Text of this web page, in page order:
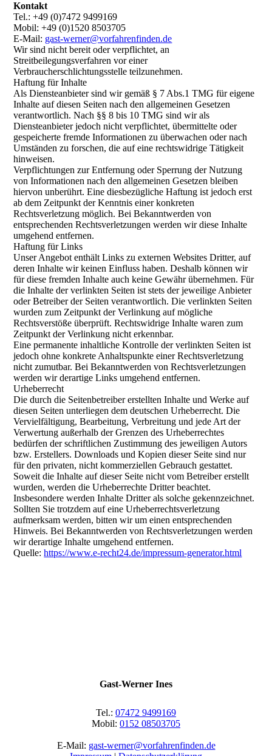
Kontakt
Tel.: +49 (0)7472 9499169
Mobil: +49 (0)1520 8503705
E-Mail: gast-werner@vorfahrenfinden.de
Wir sind nicht bereit oder verpflichtet, an
Streitbeilegungsverfahren vor einer
Verbraucherschlichtungsstelle teilzunehmen.
Haftung für Inhalte
Als Diensteanbieter sind wir gemäß § 7 Abs.1 TMG für eigene
Inhalte auf diesen Seiten nach den allgemeinen Gesetzen
verantwortlich. Nach §§ 8 bis 10 TMG sind wir als
Diensteanbieter jedoch nicht verpflichtet, übermittelte oder
gespeicherte fremde Informationen zu überwachen oder nach
Umständen zu forschen, die auf eine rechtswidrige Tätigkeit
hinweisen.
Verpflichtungen zur Entfernung oder Sperrung der Nutzung
von Informationen nach den allgemeinen Gesetzen bleiben
hiervon unberührt. Eine diesbezügliche Haftung ist jedoch erst
ab dem Zeitpunkt der Kenntnis einer konkreten
Rechtsverletzung möglich. Bei Bekanntwerden von
entsprechenden Rechtsverletzungen werden wir diese Inhalte
umgehend entfernen.
Haftung für Links
Unser Angebot enthält Links zu externen Websites Dritter, auf
deren Inhalte wir keinen Einfluss haben. Deshalb können wir
für diese fremden Inhalte auch keine Gewähr übernehmen. Für
die Inhalte der verlinkten Seiten ist stets der jeweilige Anbieter
oder Betreiber der Seiten verantwortlich. Die verlinkten Seiten
wurden zum Zeitpunkt der Verlinkung auf mögliche
Rechtsverstöße überprüft. Rechtswidrige Inhalte waren zum
Zeitpunkt der Verlinkung nicht erkennbar.
Eine permanente inhaltliche Kontrolle der verlinkten Seiten ist
jedoch ohne konkrete Anhaltspunkte einer Rechtsverletzung
nicht zumutbar. Bei Bekanntwerden von Rechtsverletzungen
werden wir derartige Links umgehend entfernen.
Urheberrecht
Die durch die Seitenbetreiber erstellten Inhalte und Werke auf
diesen Seiten unterliegen dem deutschen Urheberrecht. Die
Vervielfältigung, Bearbeitung, Verbreitung und jede Art der
Verwertung außerhalb der Grenzen des Urheberrechtes
bedürfen der schriftlichen Zustimmung des jeweiligen Autors
bzw. Erstellers. Downloads und Kopien dieser Seite sind nur
für den privaten, nicht kommerziellen Gebrauch gestattet.
Soweit die Inhalte auf dieser Seite nicht vom Betreiber erstellt
wurden, werden die Urheberrechte Dritter beachtet.
Insbesondere werden Inhalte Dritter als solche gekennzeichnet.
Sollten Sie trotzdem auf eine Urheberrechtsverletzung
aufmerksam werden, bitten wir um einen entsprechenden
Hinweis. Bei Bekanntwerden von Rechtsverletzungen werden
wir derartige Inhalte umgehend entfernen.
Quelle:https://www.e-recht24.de/impressum-generator.html
Gast-Werner Ines
Tel.: 07472 9499169
Mobil: 0152 08503705
E-Mail: gast-werner@vorfahrenfinden.de